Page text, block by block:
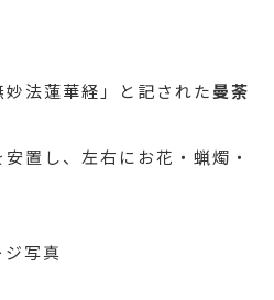
法蓮華経」と記された曼荼
置し、左右にお花・蝋燭・